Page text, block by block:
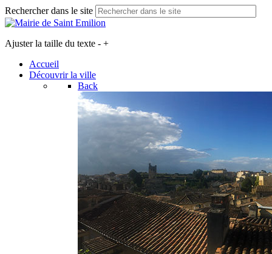
Rechercher dans le site
Ajuster la taille du texte - +
Accueil
Découvrir la ville
Back